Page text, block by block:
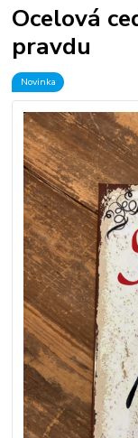
Ocelová
pravdu
Novinka